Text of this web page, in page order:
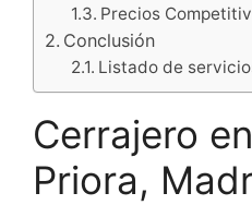
Precios
Conclusión
Listado de
Cerrajero
Priora,